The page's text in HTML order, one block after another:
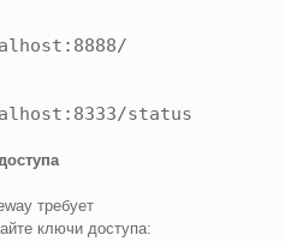
status
требует
ключи доступа: